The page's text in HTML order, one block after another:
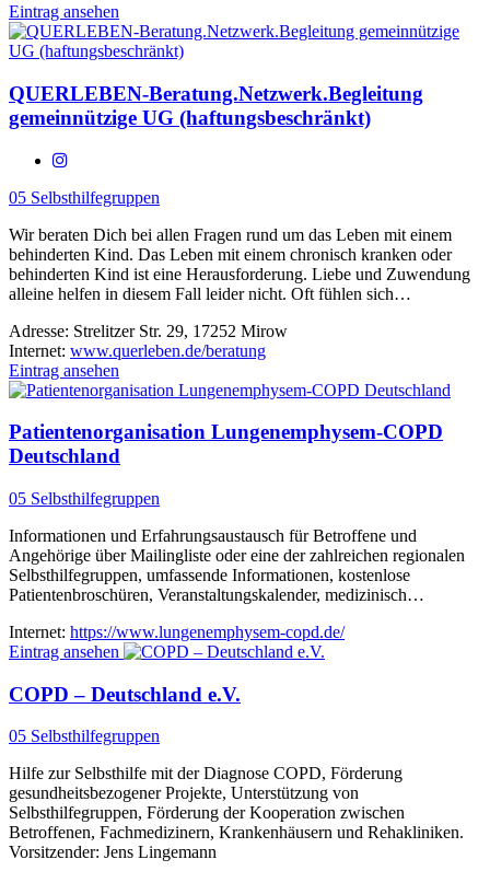
Eintrag ansehen
QUERLEBEN-Beratung.Netzwerk.Begleitung
gemeinnützige UG (haftungsbeschränkt)
05 Selbsthilfegruppen
Wir beraten Dich bei allen Fragen rund um das Leben mit einem
behinderten Kind. Das Leben mit einem chronisch kranken oder
behinderten Kind ist eine Herausforderung. Liebe und Zuwendung
alleine helfen in diesem Fall leider nicht. Oft fühlen sich…
Adresse: Strelitzer Str. 29, 17252 Mirow
Internet: www.querleben.de/beratung
Eintrag ansehen
Patientenorganisation Lungenemphysem-COPD
Deutschland
05 Selbsthilfegruppen
Informationen und Erfahrungsaustausch für Betroffene und
Angehörige über Mailingliste oder eine der zahlreichen regionalen
Selbsthilfegruppen, umfassende Informationen, kostenlose
Patientenbroschüren, Veranstaltungskalender, medizinisch…
Internet: https://www.lungenemphysem-copd.de/
Eintrag ansehen
COPD – Deutschland e.V.
05 Selbsthilfegruppen
Hilfe zur Selbsthilfe mit der Diagnose COPD, Förderung
gesundheitsbezogener Projekte, Unterstützung von
Selbsthilfegruppen, Förderung der Kooperation zwischen
Betroffenen, Fachmedizinern, Krankenhäusern und Rehakliniken.
Vorsitzender: Jens Lingemann